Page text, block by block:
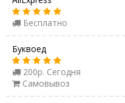
Бесплатно
Буквоед
200р. Сегодня
Самовывоз